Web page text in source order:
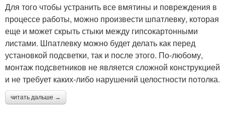
Для того чтобы устранить все вмятины и повреждения в
процессе работы, можно произвести шпатлевку, которая
еще и может скрыть стыки между гипсокартонными
листами. Шпатлевку можно будет делать как перед
установкой подсветки, так и после этого. По-любому,
монтаж подсветников не является сложной конструкцией
и не требует каких-либо нарушений целостности потолка.
читать дальше →